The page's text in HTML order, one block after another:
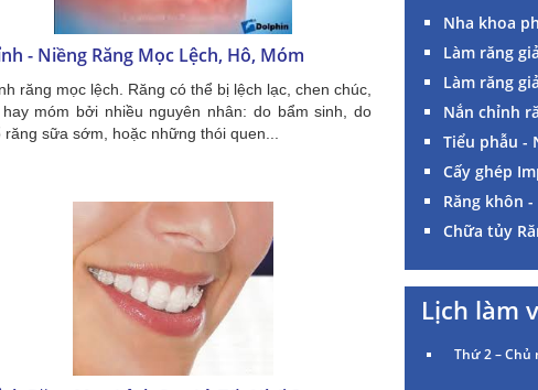
- Niềng Răng Mọc Lệch, Hô, Móm
răng mọc lệch. Răng có thể bị lệch lạc, chen chúc,
hay móm bởi nhiều nguyên nhân: do bẩm sinh, do
răng sữa sớm, hoặc những thói quen...
Nha khoa
Làm răng
Làm răng
Nắn chỉnh
Tiểu phẫu -
Cấy ghép
Răng khôn -
Chữa tủy
Lịch làm
Thứ 2 – Chủ